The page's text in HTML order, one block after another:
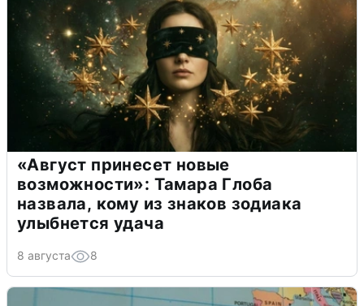
«Август принесет новые
возможности»: Тамара Глоба
назвала, кому из знаков зодиака
улыбнется удача
8 августа 8